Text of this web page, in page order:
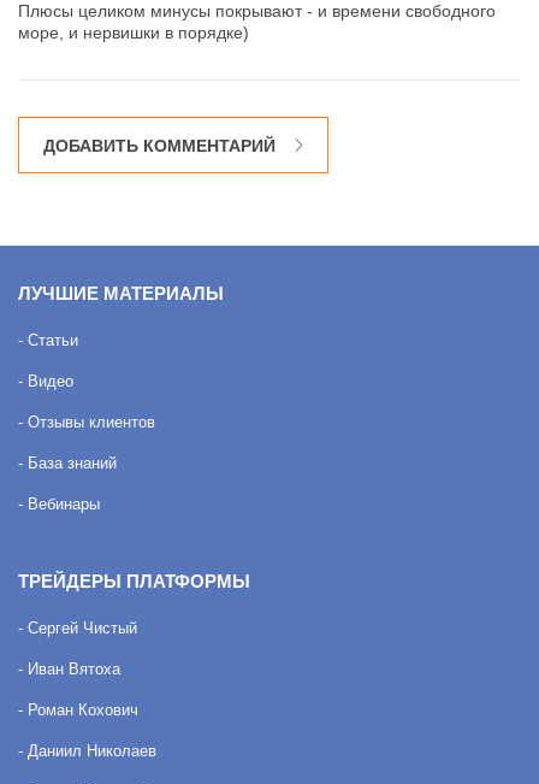
Плюсы целиком минусы покрывают - и времени свободного
море, и нервишки в порядке)
ДОБАВИТЬ КОММЕНТАРИЙ
ЛУЧШИЕ МАТЕРИАЛЫ
- Статьи
- Видео
- Отзывы клиентов
- База знаний
- Вебинары
ТРЕЙДЕРЫ ПЛАТФОРМЫ
- Сергей Чистый
- Иван Вятоха
- Роман Кохович
- Даниил Николаев